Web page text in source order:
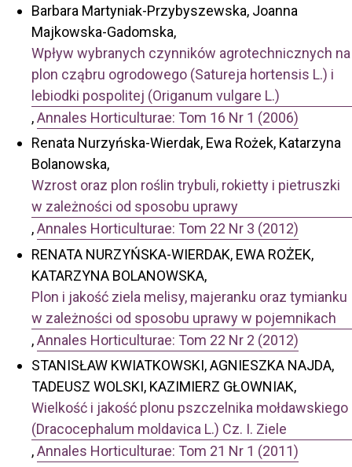
Barbara Martyniak-Przybyszewska, Joanna
Majkowska-Gadomska,
Wpływ wybranych czynników agrotechnicznych na
plon cząbru ogrodowego (Satureja hortensis L.) i
lebiodki pospolitej (Origanum vulgare L.)
,Annales Horticulturae: Tom 16 Nr 1 (2006)
Renata Nurzyńska-Wierdak, Ewa Rożek, Katarzyna
Bolanowska,
Wzrost oraz plon roślin trybuli, rokietty i pietruszki
w zależności od sposobu uprawy
,Annales Horticulturae: Tom 22 Nr 3 (2012)
RENATA NURZYŃSKA-WIERDAK, EWA ROŻEK,
KATARZYNA BOLANOWSKA,
Plon i jakość ziela melisy, majeranku oraz tymianku
w zależności od sposobu uprawy w pojemnikach
,Annales Horticulturae: Tom 22 Nr 2 (2012)
STANISŁAW KWIATKOWSKI, AGNIESZKA NAJDA,
TADEUSZ WOLSKI, KAZIMIERZ GŁOWNIAK,
Wielkość i jakość plonu pszczelnika mołdawskiego
(Dracocephalum moldavica L.) Cz. I. Ziele
,Annales Horticulturae: Tom 21 Nr 1 (2011)